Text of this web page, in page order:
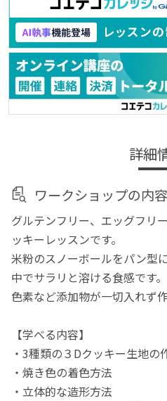
詳細
ワークショップの内容
グルテンフリー、エッグフリ
ッキーレッスンです。
米粉のスノーボールをパン型
中でサラリと溶ける食感です。
色素など添加物が一切入れず作
【学べる内容】
・3種類の３Dクッキー生地の
・焼き色の着色方法
・立体的な造形方法